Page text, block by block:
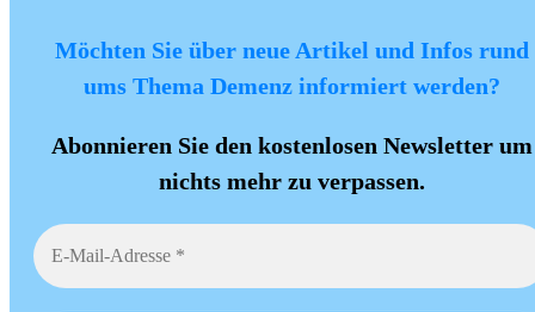
Möchten Sie über neue Artikel und Infos rund
ums Thema Demenz informiert werden?
Abonnieren Sie den kostenlosen Newsletter um
nichts mehr zu verpassen.